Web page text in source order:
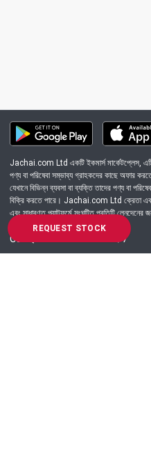
REQUEST STOCK
Jachai.com Ltd একটি ইকমার্স মার্কেটপ্লেস, এটি
পণ্য বা পরিষেবা সম্ভাব্য গ্রাহকদের কাছে অফার
যেখানে বিভিন্ন ব্যবসা বা ব্যক্তি তাদের পণ্য বা
বিক্রি করতে পারে। Jachai.com Ltd ক্রেতা এবং
এবং সাধারণত প্ল্যাটফর্মে সংঘটিত প্রতিটি লেনদেনের
Got Question? Call us 24/7